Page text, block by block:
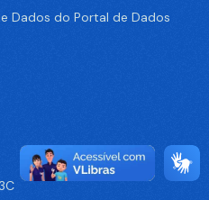
Dados do Portal de Dados